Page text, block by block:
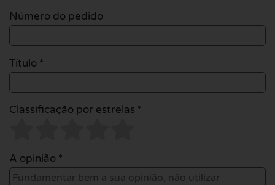
Número do pedido
Título *
Classificação por estrelas *
A opinião *